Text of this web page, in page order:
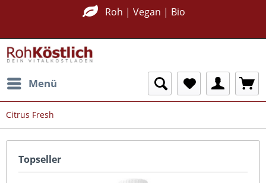
Roh | Vegan | Bio
Menü
Citrus Fresh
Topseller